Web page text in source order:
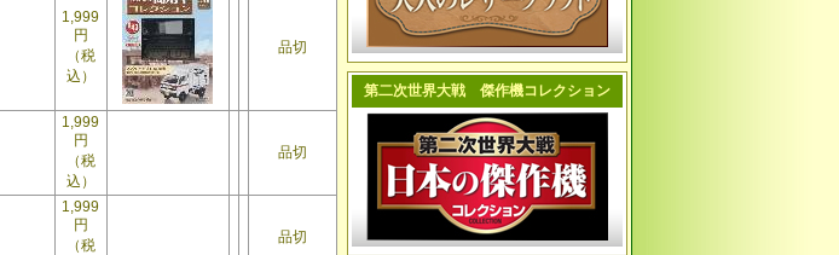
1,999
円
（税
込）
品切
1,999
円
（税
込）
品切
1,999
円
（税
品切
第二次世界大戦 傑作機コレクション